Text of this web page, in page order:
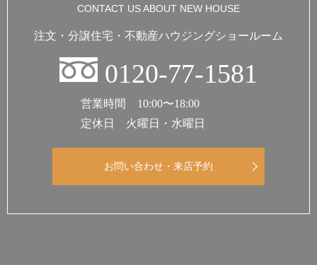
CONTACT US ABOUT NEW HOUSE
注文・分譲住宅・不動産ハウジングショールーム
0120-77-1581
営業時間 10:00〜18:00
定休日 火曜日・水曜日
お問い合わせ・来店予約